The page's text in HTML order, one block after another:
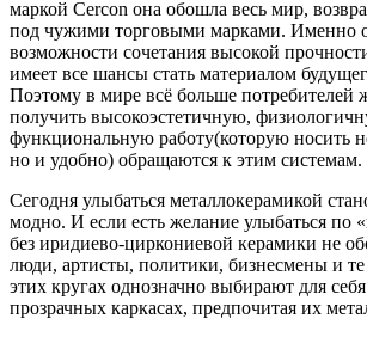
маркой Cercon она обошла весь мир,
под чужими торговыми марками. Именно
возможности сочетания высокой
имеет все шансы стать материалом
Поэтому в мире всё больше
получить высокоэстетичную,
функциональную работу(которую носить
но и удобно) обращаются к этим системам.
Сегодня улыбаться металлокерамикой
модно. И если есть желание улыбаться по
без иридиево-циркониевой керамики не
люди, артисты, политики, бизнесмены и те
этих кругах однозначно выбирают для
прозрачных каркасах, предпочитая их